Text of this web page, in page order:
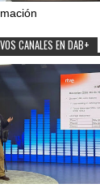
CANALES EN DAB+